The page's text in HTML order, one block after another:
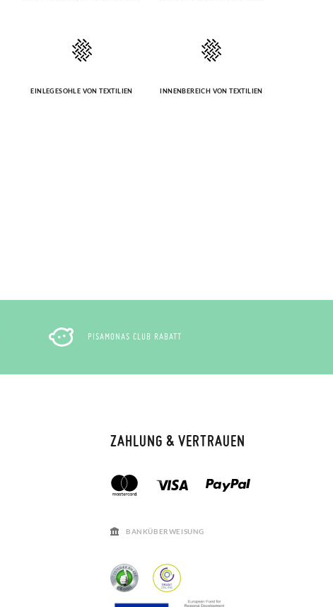
EINLEGESOHLE VON TEXTILIEN INNENBEREICH VON TEXTILIEN
PISAMONAS CLUB RABATT
ZAHLUNG & VERTRAUEN
BANKÜBERWEISUNG